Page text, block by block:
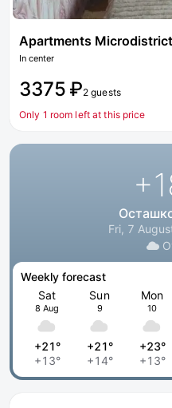
Apartments
In center
3375 ₽2 guests
Only 1 room left at this price
Fri, 7
Weekly forecast
Sat
8 Aug
+21°
+13°
Sun
9
+21°
+14°
Mon
10
+23°
+13°